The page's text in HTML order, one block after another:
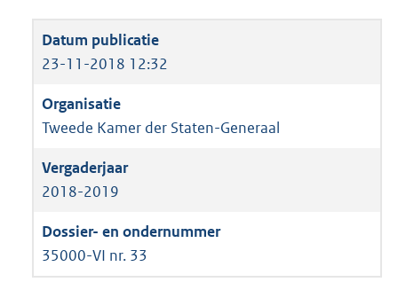
23-11-2018 12:32
Tweede Kamer der Staten-Generaal
2018-2019
35000-VI nr. 33